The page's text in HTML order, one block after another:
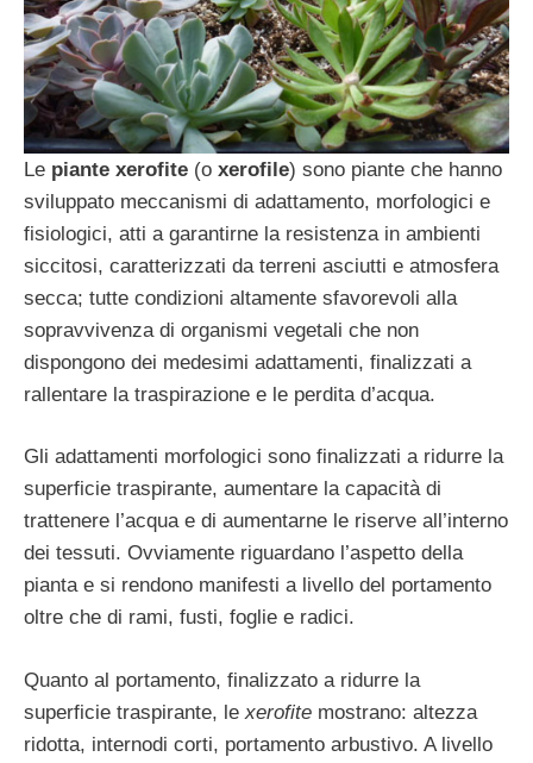
Le piante xerofite (o xerofile) sono piante che hanno
sviluppato meccanismi di adattamento, morfologici e
fisiologici, atti a garantirne la resistenza in ambienti
siccitosi, caratterizzati da terreni asciutti e atmosfera
secca; tutte condizioni altamente sfavorevoli alla
sopravvivenza di organismi vegetali che non
dispongono dei medesimi adattamenti, finalizzati a
rallentare la traspirazione e le perdita d’acqua.
Gli adattamenti morfologici sono finalizzati a ridurre la
superficie traspirante, aumentare la capacità di
trattenere l’acqua e di aumentarne le riserve all’interno
dei tessuti. Ovviamente riguardano l’aspetto della
pianta e si rendono manifesti a livello del portamento
oltre che di rami, fusti, foglie e radici.
Quanto al portamento, finalizzato a ridurre la
superficie traspirante, le xerofite mostrano: altezza
ridotta, internodi corti, portamento arbustivo. A livello